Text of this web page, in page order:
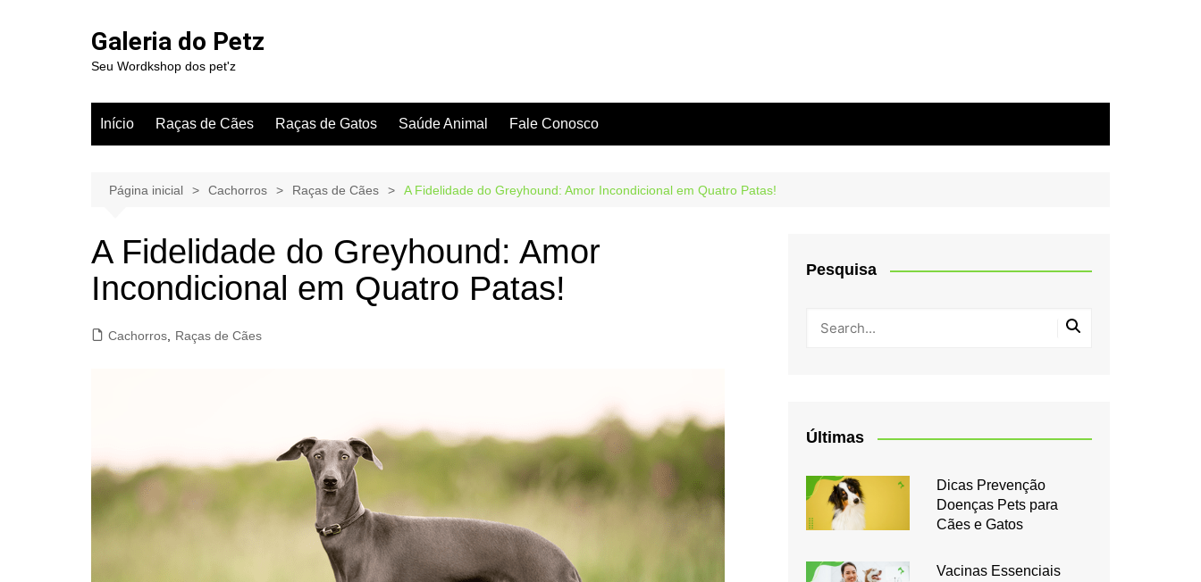
Galeria do Petz
Seu Wordkshop dos pet'z
Início Raças de Cães Raças de Gatos Saúde Animal Fale Conosco
Página inicial Cachorros Raças de Cães A Fidelidade do Greyhound: Amor Incondicional em Quatro Patas!
A Fidelidade do Greyhound: Amor
Incondicional em Quatro Patas!
Cachorros Raças de Cães
Pesquisa
Últimas
Dicas Prevenção
Doenças Pets para
Cães e Gatos
Vacinas Essenciais